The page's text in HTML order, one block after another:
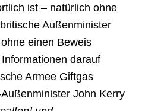
ist – natürlich ohne
Außenminister
einen Beweis
darauf
Armee Giftgas
John Kerry